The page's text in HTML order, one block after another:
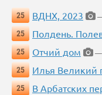
25 ВДНХ, 2023
25
Полдень.
25
Отчий дом
—
25
Илья Великий
25
В Арбатских